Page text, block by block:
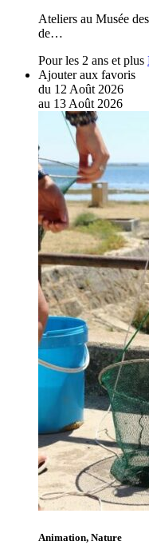
Ateliers au Musée
de…
Pour les 2 ans et plus
Ajouter aux favoris
du 12 Août 2026
au 13 Août 2026
Animation, Nature